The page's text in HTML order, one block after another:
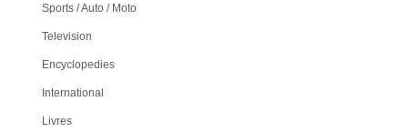
Sports / Auto / Moto
Television
Encyclopedies
International
Livres